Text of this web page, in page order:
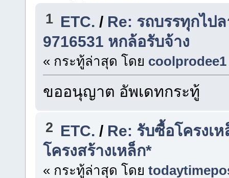
1 ETC. / Re: รถบรรทุกไป
9716531 หกล้อรับจ้าง
« กระทู้ล่าสุด โดย coolprodee1
ขออนุญาต อัพเดทกระทู้
2 ETC. / Re: รับซื้อโครงเ
โครงสร้างเหล็ก*
« กระทู้ล่าสุด โดย